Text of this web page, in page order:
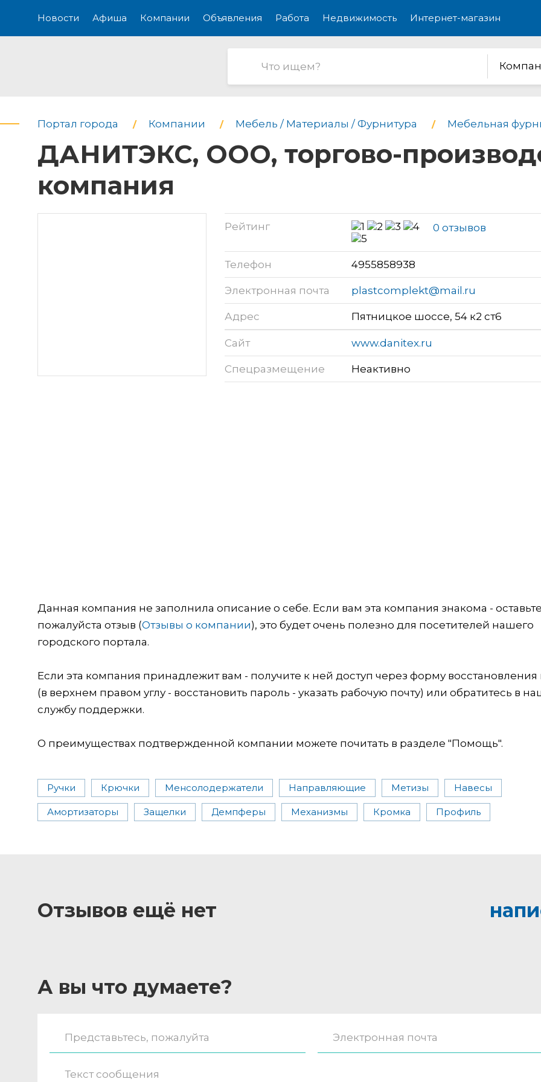
Новости Афиша Компании Объявления Работа Недвижимость Интернет-магазин
Портал города Компании Мебель / Материалы / Фурнитура Мебельная
ДАНИТЭКС, ООО, торгово-
компания
Рейтинг 0 отзывов
Телефон 4955858938
Электронная почта plastcomplekt@mail.ru
Адрес Пятницкое шоссе, 54 к2 ст6
Сайт www.danitex.ru
Спецразмещение Неактивно
Данная компания не заполнила описание о себе. Если вам эта компания знакома -
пожалуйста отзыв (Отзывы о компании), это будет очень полезно для посетителей нашего
городского портала.
Если эта компания принадлежит вам - получите к ней доступ через форму восстановления
(в верхнем правом углу - восстановить пароль - указать рабочую почту) или обратитесь в
службу поддержки.
О преимуществах подтвержденной компании можете почитать в разделе "Помощь".
Ручки Крючки Менсолодержатели Направляющие Метизы Навесы
Амортизаторы Защелки Демпферы Механизмы Кромка Профиль
Отзывов ещё нет
А вы что думаете?